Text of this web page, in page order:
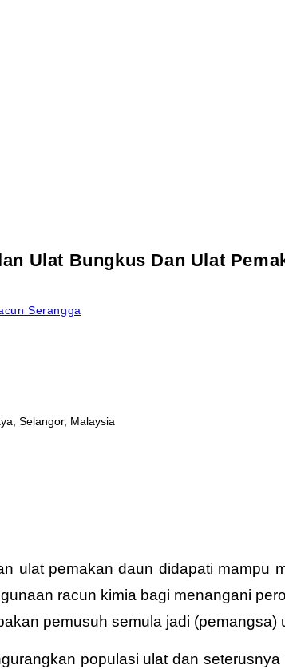
Ulat Bungkus Dan Ulat
Serangga
Selangor, Malaysia
ulat pemakan daun didapati mampu
racun kimia bagi menangani
pemusuh semula jadi (pemangsa)
populasi ulat dan